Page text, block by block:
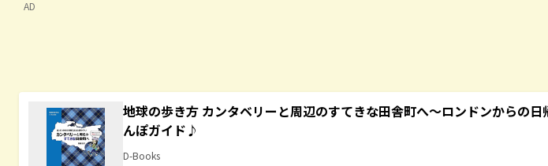
AD
地球の歩き方 カンタベリーと周辺のすてきな田舎町へ～ロンドンからの日
んぽガイド♪
D-Books